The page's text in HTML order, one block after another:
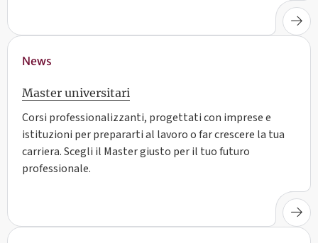
News
Master universitari
Corsi professionalizzanti, progettati con imprese e
istituzioni per prepararti al lavoro o far crescere la tua
carriera. Scegli il Master giusto per il tuo futuro
professionale.